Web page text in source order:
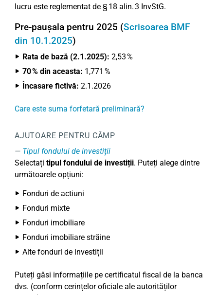
lucru este reglementat de § 18 alin. 3 InvStG.
Pre-paușala pentru 2025 (Scrisoarea BMF
din 10.1.2025)
Rata de bază (2.1.2025): 2,53 %
70 % din aceasta: 1,771 %
Încasare fictivă: 2.1.2026
Care este suma forfetară preliminară?
AJUTOARE PENTRU CÂMP
Tipul fondului de investiții
Selectați tipul fondului de investiții. Puteți alege dintre
următoarele opțiuni:
Fonduri de actiuni
Fonduri mixte
Fonduri imobiliare
Fonduri imobiliare străine
Alte fonduri de investiții
Puteți găsi informațiile pe certificatul fiscal de la banca
dvs. (conform cerințelor oficiale ale autorităților